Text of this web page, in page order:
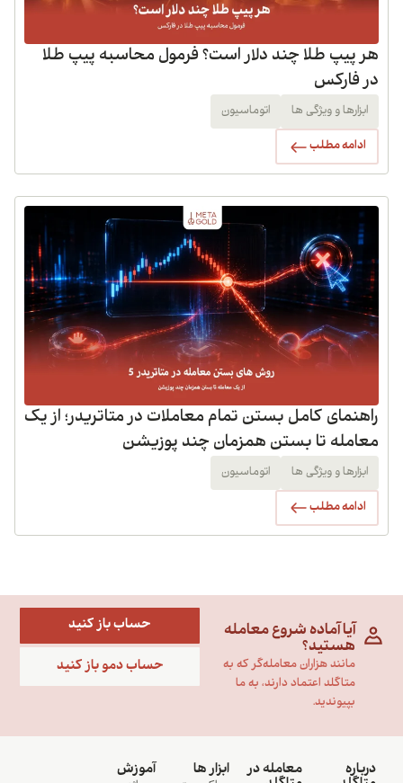
هر پیپ طلا چند دلار است؟ فرمول محاسبه پیپ طلا
در فارکس
ابزارها و ویژگی ها اتوماسیون
ادامه مطلب
راهنمای کامل بستن تمام معاملات در متاتریدر؛ از یک
معامله تا بستن همزمان چند پوزیشن
ابزارها و ویژگی ها اتوماسیون
ادامه مطلب
آیا آماده شروع معامله
هستید؟
مانند هزاران معامله‌گر که به
متاگلد اعتماد دارند، به ما
بپیوندید.
حساب باز کنید
حساب دمو باز کنید
درباره معامله در ابزار ها آموزش